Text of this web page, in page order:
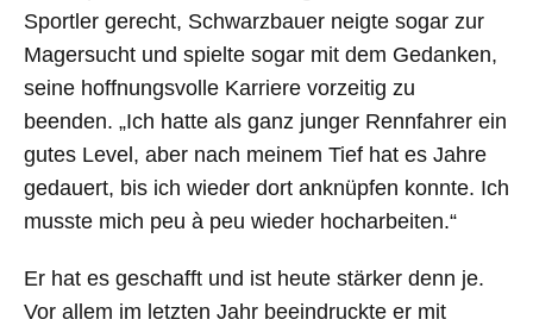
Sportler gerecht, Schwarzbauer neigte sogar zur
Magersucht und spielte sogar mit dem Gedanken,
seine hoffnungsvolle Karriere vorzeitig zu
beenden. „Ich hatte als ganz junger Rennfahrer ein
gutes Level, aber nach meinem Tief hat es Jahre
gedauert, bis ich wieder dort anknüpfen konnte. Ich
musste mich peu à peu wieder hocharbeiten.“
Er hat es geschafft und ist heute stärker denn je.
Vor allem im letzten Jahr beeindruckte er mit